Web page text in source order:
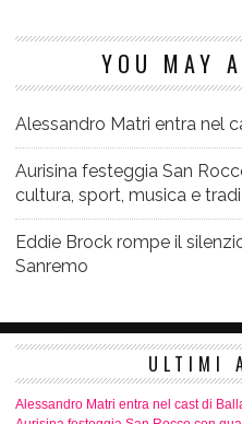
YOU MAY
Alessandro Matri entra nel
Aurisina festeggia San
cultura, sport, musica e
Eddie Brock rompe il
Sanremo
ULTIMI
Alessandro Matri entra nel cast di